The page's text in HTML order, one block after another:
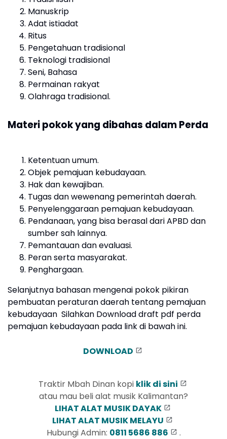
Manuskrip
Adat istiadat
Ritus
Pengetahuan tradisional
Teknologi tradisional
Seni, Bahasa
Permainan rakyat
Olahraga tradisional.
Materi pokok yang dibahas dalam Perda
Ketentuan umum.
Objek pemajuan kebudayaan.
Hak dan kewajiban.
Tugas dan wewenang pemerintah daerah.
Penyelenggaraan pemajuan kebudayaan.
Pendanaan, yang bisa berasal dari APBD dan
sumber sah lainnya.
Pemantauan dan evaluasi.
Peran serta masyarakat.
Penghargaan.
Selanjutnya bahasan mengenai pokok pikiran
pembuatan peraturan daerah tentang pemajuan
kebudayaan Silahkan Download draft pdf perda
pemajuan kebudayaan pada link di bawah ini.
DOWNLOAD
Traktir Mbah Dinan kopi klik di sini
atau mau beli alat musik Kalimantan?
LIHAT ALAT MUSIK DAYAK
LIHAT ALAT MUSIK MELAYU
Hubungi Admin: 0811 5686 886 .